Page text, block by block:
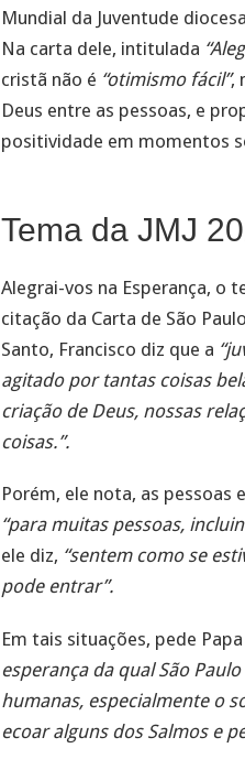
Mundial da Juventude
Na carta dele, intitulada
cristã não é “otimismo fácil”,
Deus entre as pessoas, e
positividade em momentos
Tema da JMJ
Alegrai-vos na Esperança, o
citação da Carta de São
Santo, Francisco diz que a
agitado por tantas coisas
criação de Deus, nossas
coisas.”.
Porém, ele nota, as pessoas
“para muitas pessoas,
ele diz, “sentem como se
pode entrar”.
Em tais situações, pede
esperança da qual São
humanas, especialmente o
ecoar alguns dos Salmos e